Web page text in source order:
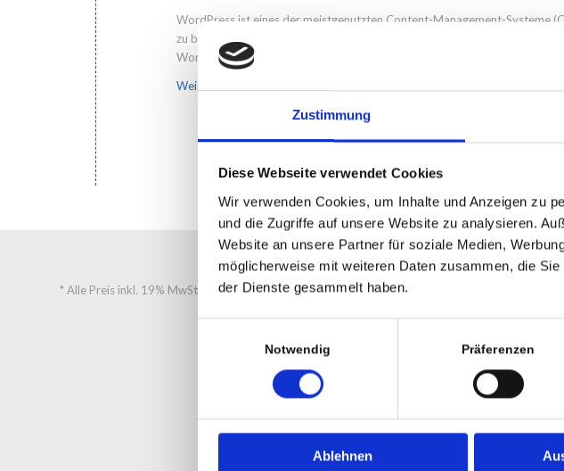
Zustimmung
Diese Webseite verwendet Cookies
Wir verwenden Cookies, um Inhalte und Anzeigen zu
und die Zugriffe auf unsere Website zu analysieren.
Website an unsere Partner für soziale Medien,
möglicherweise mit weiteren Daten zusammen, die
der Dienste gesammelt haben.
Notwendig Präferenzen
Ablehnen
WordPress ist eines der meistgenutzten Content-Management-Systeme
zu bedienen und perfekt für Webseiten von Vereinen, kleinen
WordPress so weit verbreitet ist, ist es auch ein beliebtes Ziel für
Weiterlesen
* Alle Preis inkl. 19% MwSt
PARTNER
Green Wide Web
DRH
Der Hoster meines